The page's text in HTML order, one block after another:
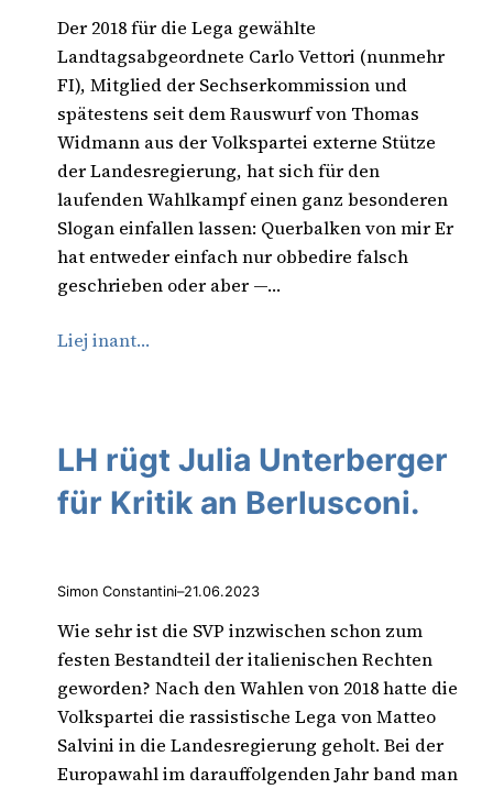
Der 2018 für die Lega gewählte
Landtagsabgeordnete Carlo Vettori (nunmehr
FI), Mitglied der Sechserkommission und
spätestens seit dem Rauswurf von Thomas
Widmann aus der Volkspartei externe Stütze
der Landesregierung, hat sich für den
laufenden Wahlkampf einen ganz besonderen
Slogan einfallen lassen: Querbalken von mir Er
hat entweder einfach nur obbedire falsch
geschrieben oder aber —…
Liej inant…
LH rügt Julia Unterberger
für Kritik an Berlusconi.
Simon Constantini–21.06.2023
Wie sehr ist die SVP inzwischen schon zum
festen Bestandteil der italienischen Rechten
geworden? Nach den Wahlen von 2018 hatte die
Volkspartei die rassistische Lega von Matteo
Salvini in die Landesregierung geholt. Bei der
Europawahl im darauffolgenden Jahr band man